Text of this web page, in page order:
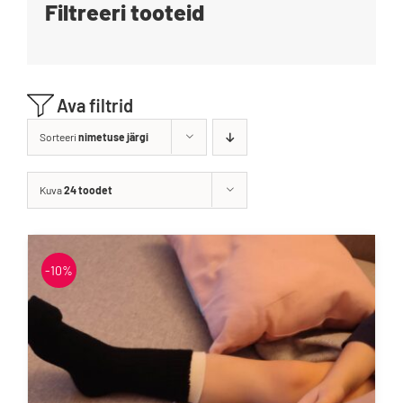
BrändidAva filtrid
Sorteeri nimetuse järgi
Kuva24 toodet
-10%
Filtreeri tooteid